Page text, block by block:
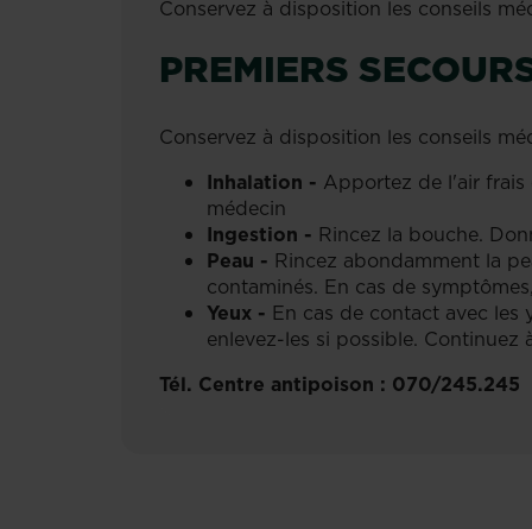
Conservez à disposition les conseils
PREMIERS
Conservez à disposition les conseils
Inhalation - Apportez de l'air frais
médecin
Ingestion - Rincez la bouche.
Peau - Rincez abondamment la
contaminés. En cas de
Yeux - En cas de contact avec
enlevez-les si possible.
Tél. Centre antipoison : 070/245.245